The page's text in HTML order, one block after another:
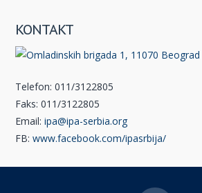
KONTAKT
Telefon: 011/3122805
Faks: 011/3122805
Email:ipa@ipa-serbia.org
FB:www.facebook.com/ipasrbija/